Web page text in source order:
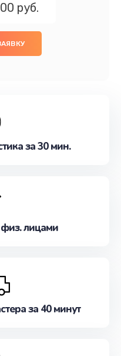
руб.
за 30 мин.
лицами
за 40 минут